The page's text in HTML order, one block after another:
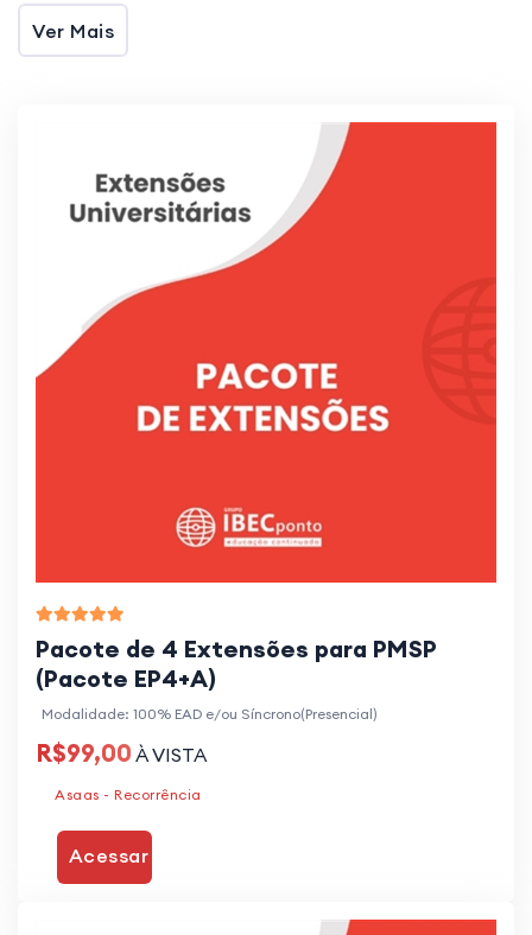
Ver Mais
Pacote de 4 Extensões para PMSP
(Pacote EP4+A)
Modalidade: 100% EAD e/ou Síncrono(Presencial)
R$99,00 À VISTA
Asaas - Recorrência
Acessar